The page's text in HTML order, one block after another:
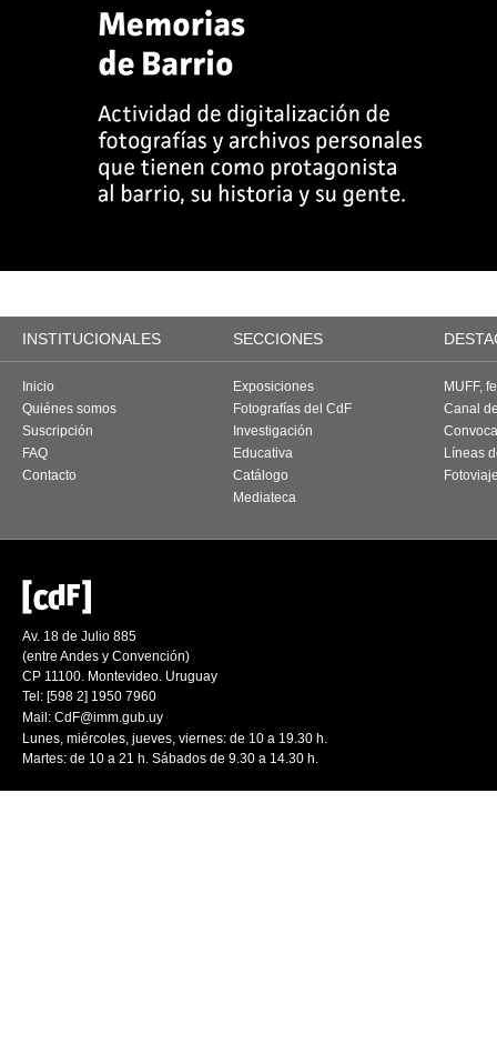
INSTITUCIONALES SECCIONES
Inicio
Quiénes somos
Suscripción
FAQ
Contacto
Exposiciones
Fotografías del CdF
Investigación
Educativa
Catálogo
Mediateca
MUFF,
Canal
Líneas
Av. 18 de Julio 885
(entre Andes y Convención)
CP 11100. Montevideo. Uruguay
Tel: [598 2] 1950 7960
Mail: CdF@imm.gub.uy
Lunes, miércoles, jueves, viernes: de 10 a 19.30 h.
Martes: de 10 a 21 h. Sábados de 9.30 a 14.30 h.